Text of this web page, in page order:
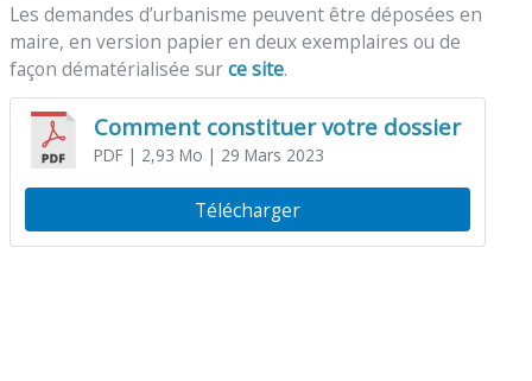
Les demandes d’urbanisme peuvent être déposées en
maire, en version papier en deux exemplaires ou de
façon dématérialisée surce site.
Comment constituer votre dossier
PDF| 2,93 Mo | 29 Mars 2023
Télécharger